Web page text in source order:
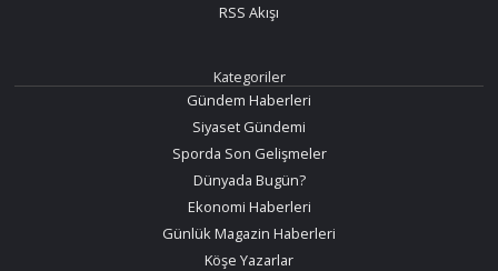
RSS Akışı
Kategoriler
Gündem Haberleri
Siyaset Gündemi
Sporda Son Gelişmeler
Dünyada Bugün?
Ekonomi Haberleri
Günlük Magazin Haberleri
Köşe Yazarlar